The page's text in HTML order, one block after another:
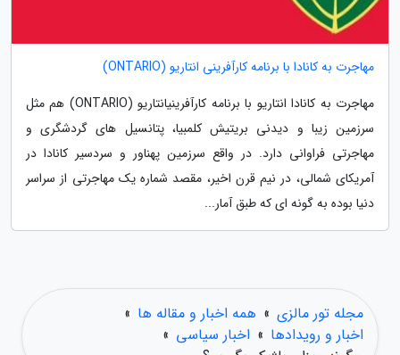
مهاجرت به کانادا با برنامه کارآفرینی انتاریو (ONTARIO)
مهاجرت به کانادا انتاریو با برنامه کارآفرینیانتاریو (ONTARIO) هم مثل
سرزمین زیبا و دیدنی بریتیش کلمبیا، پتانسیل های گردشگری و
مهاجرتی فراوانی دارد. در واقع سرزمین پهناور و سردسیر کانادا در
آمریکای شمالی، در نیم قرن اخیر، مقصد شماره یک مهاجرتی از سراسر
دنیا بوده به گونه ای که طبق آمار...
مجله تور مالزی » همه اخبار و مقاله ها »
اخبار و رویدادها » اخبار سیاسی »